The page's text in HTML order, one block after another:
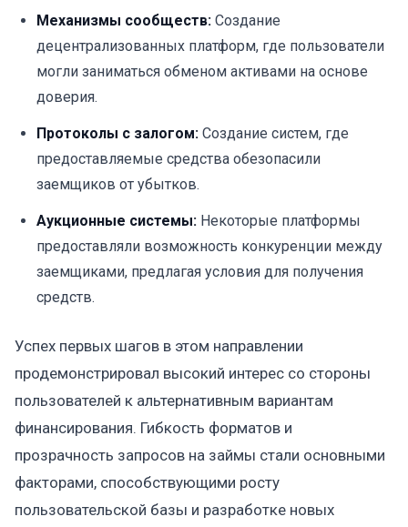
Механизмы сообществ: Создание
децентрализованных платформ, где пользователи
могли заниматься обменом активами на основе
доверия.
Протоколы с залогом: Создание систем, где
предоставляемые средства обезопасили
заемщиков от убытков.
Аукционные системы: Некоторые платформы
предоставляли возможность конкуренции между
заемщиками, предлагая условия для получения
средств.
Успех первых шагов в этом направлении
продемонстрировал высокий интерес со стороны
пользователей к альтернативным вариантам
финансирования. Гибкость форматов и
прозрачность запросов на займы стали основными
факторами, способствующими росту
пользовательской базы и разработке новых